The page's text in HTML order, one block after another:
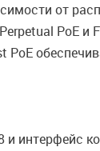
от
PoE
интерфейс